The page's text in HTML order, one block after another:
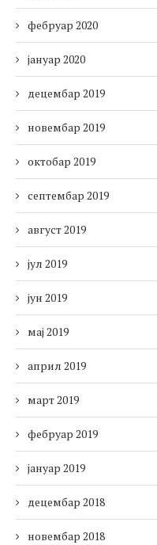
фебруар 2020
јануар 2020
децембар 2019
новембар 2019
октобар 2019
септембар 2019
август 2019
јул 2019
јун 2019
мај 2019
април 2019
март 2019
фебруар 2019
јануар 2019
децембар 2018
новембар 2018